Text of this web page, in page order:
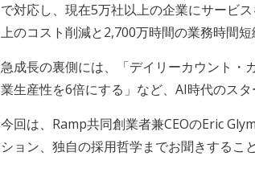
で対応し、現在5万社以上の企業にサービ
上のコスト削減と2,700万時間の業務時間短
急成長の裏側には、「デイリーカウント・
業生産性を6倍にする」など、AI時代のス
今回は、Ramp共同創業者兼CEOのEric
ション、独自の採用哲学までお聞きするこ